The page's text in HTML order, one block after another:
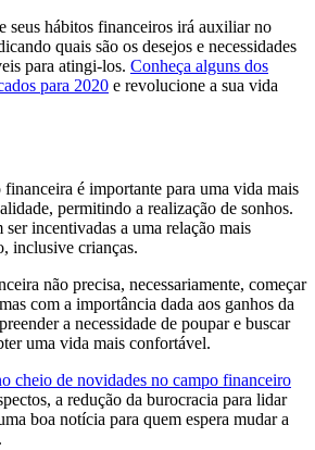
seus hábitos financeiros irá auxiliar no
quais são os desejos e necessidades
para atingi-los. Conheça alguns dos
para 2020 e revolucione a sua vida
é importante para uma vida mais
permitindo a realização de sonhos.
ser incentivadas a uma relação mais
inclusive crianças.
não precisa, necessariamente, começar
com a importância dada aos ganhos da
a necessidade de poupar e buscar
uma vida mais confortável.
cheio de novidades no campo financeiro
a redução da burocracia para lidar
boa notícia para quem espera mudar a